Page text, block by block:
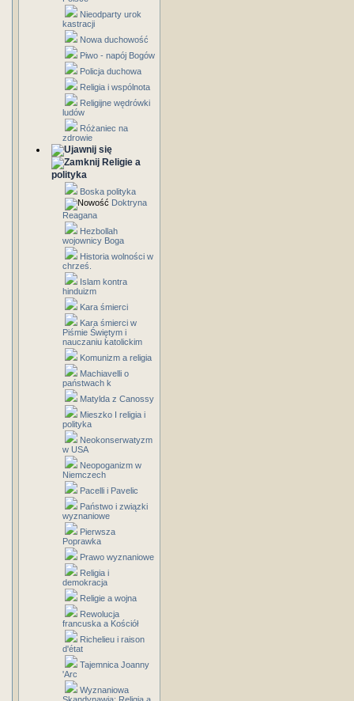
Nieodparty urok
kastracji
Nowa duchowość
Piwo - napój Bogów
Policja duchowa
Religia i wspólnota
Religijne wędrówki
ludów
Różaniec na
zdrowie
Religie a
polityka
Boska polityka
Doktryna
Reagana
Hezbollah
wojownicy Boga
Historia wolności w
chrześ.
Islam kontra
hinduizm
Kara śmierci
Kara śmierci w
Piśmie Świętym i
nauczaniu katolickim
Komunizm a religia
Machiavelli o
państwach k
Matylda z Canossy
Mieszko I religia i
polityka
Neokonserwatyzm
w USA
Neopoganizm w
Niemczech
Pacelli i Pavelic
Państwo i związki
wyznaniowe
Pierwsza
Poprawka
Prawo wyznaniowe
Religia i
demokracja
Religie a wojna
Rewolucja
francuska a Kościół
Richelieu i raison
d'état
Tajemnica Joanny
'Arc
Wyznaniowa